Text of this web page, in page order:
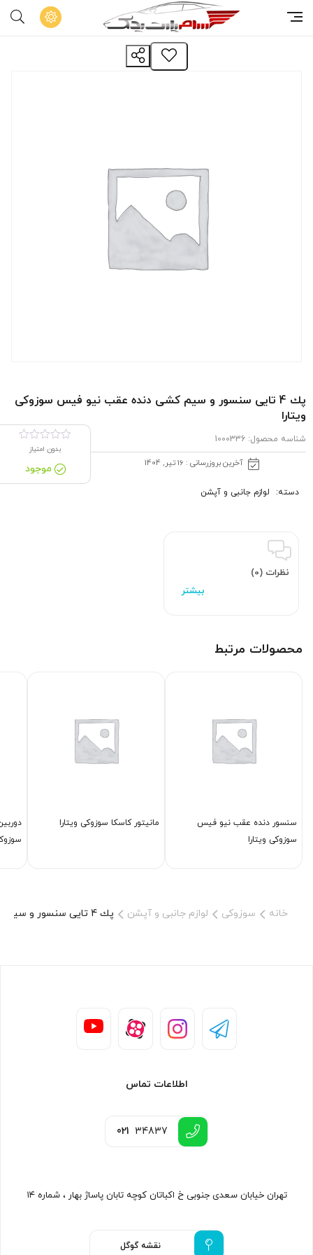
پك 4 تایی سنسور و سیم كشی دنده عقب نیو فیس سوزوکی
ویتارا
شناسه محصول: 1000336
آخرین بروزرسانی : 16 تیر, 1404
بدون امتیاز
موجود
دسته: لوازم جانبی و آپشن
نظرات (0)
محصولات مرتبط
سنسور دنده عقب نیو فیس
سوزوکی ویتارا
مانیتور كاسكا سوزوکی ویتارا
خانه سوزوکی لوازم جانبی و آپشن پك 4 تایی سنسور و سیم كشی دنده عقب نیو فیس سوزوکی ویتارا
اطلاعات تماس
021 34837
تهران خیابان سعدی جنوبی خ اکباتان کوچه تابان پاساژ بهار ، شماره ۱۴
نقشه گوگل